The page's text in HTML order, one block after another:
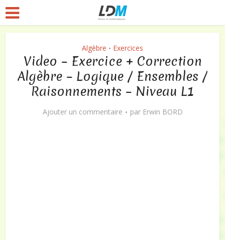
Algèbre • Exercices
Video – Exercice + Correction
Algèbre – Logique / Ensembles /
Raisonnements – Niveau L1
Ajouter un commentaire par Erwin BORD